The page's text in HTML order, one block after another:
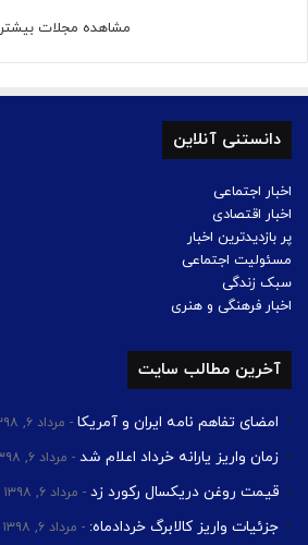
مشاهده مجلات بیشتر
دانستنی آنلاین
اخبار اجتماعی
اخبار اقتصادی
پر بازدیدترین اخبار
مسئولیت اجتماعی
سبک زندگی
اخبار فرهنگی و هنری
آخرین مطالب سایت
امضای تفاهم نامه ایران و آمریکا مرداد ۶, ۱۳۹۸
زمان واریز یارانه خرداد اعلام شد مرداد ۶, ۱۳۹۸
قیمت روغن دریکسال رکورد زد مرداد ۶, ۱۳۹۸
جزئیات واریز کالابرگ خردادماه: مرداد ۶, ۱۳۹۸